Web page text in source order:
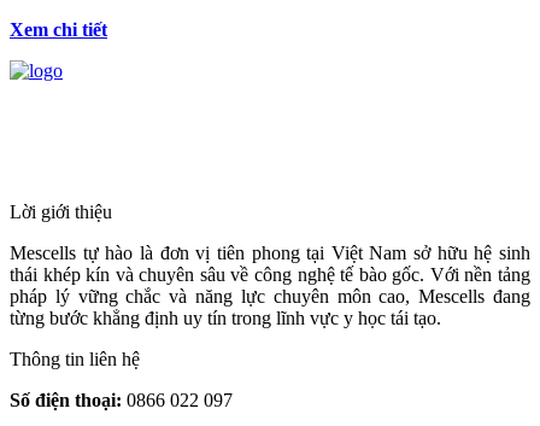
Xem chi tiết
Lời giới thiệu
Mescells tự hào là đơn vị tiên phong tại Việt Nam sở hữu hệ sinh
thái khép kín và chuyên sâu về công nghệ tế bào gốc. Với nền tảng
pháp lý vững chắc và năng lực chuyên môn cao, Mescells đang
từng bước khẳng định uy tín trong lĩnh vực y học tái tạo.
Thông tin liên hệ
Số điện thoại: 0866 022 097